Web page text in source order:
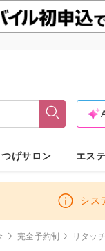
げサロン エス
シス
完全予約制 リタッ